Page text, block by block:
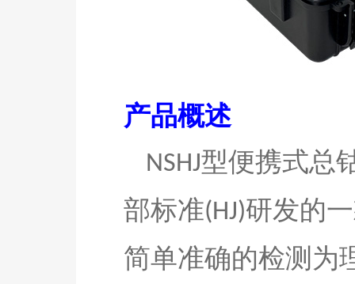
产品概述
NSHJ型便携式总
部标准(HJ)研发的
简单准确的检测为